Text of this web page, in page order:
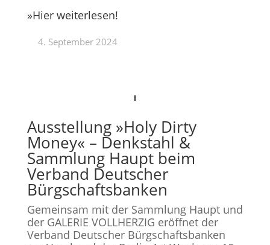
»Hier weiterlesen!
4. September 2024
Ausstellung »Holy Dirty
Money« – Denkstahl &
Sammlung Haupt beim
Verband Deutscher
Bürgschaftsbanken
Gemeinsam mit der Sammlung Haupt und
der GALERIE VOLLHERZIG eröffnet der
Verband Deutscher Bürgschaftsbanken